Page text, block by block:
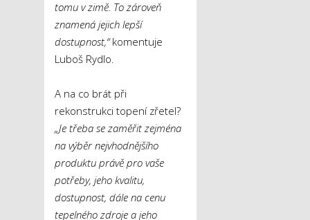
tomu v zimě. To zároveň
znamená jejich lepší
dostupnost,“komentuje
Luboš Rydlo.
A na co brát při
rekonstrukci topení zřetel?
„Je třeba se zaměřit zejména
na výběr nejvhodnějšího
produktu právě pro vaše
potřeby, jeho kvalitu,
dostupnost, dále na cenu
tepelného zdroje a jeho